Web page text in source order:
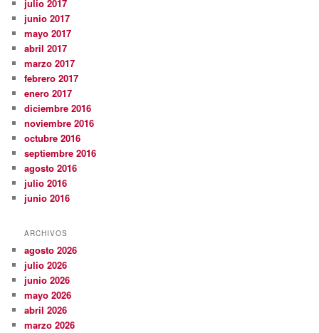
julio 2017
junio 2017
mayo 2017
abril 2017
marzo 2017
febrero 2017
enero 2017
diciembre 2016
noviembre 2016
octubre 2016
septiembre 2016
agosto 2016
julio 2016
junio 2016
ARCHIVOS
agosto 2026
julio 2026
junio 2026
mayo 2026
abril 2026
marzo 2026